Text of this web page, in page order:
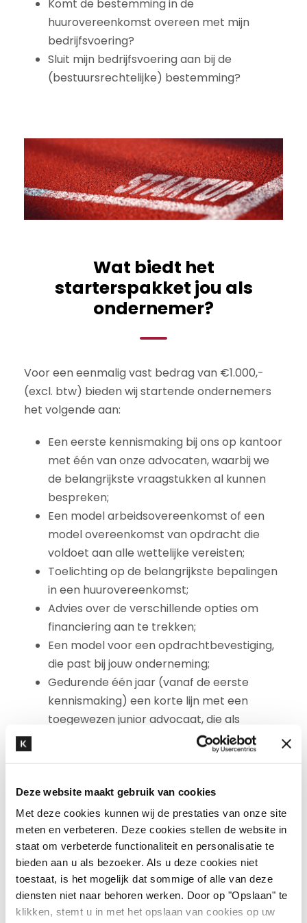
Deze website maakt gebruik van cookies
Met deze cookies kunnen wij de prestaties van onze site
meten en verbeteren. Deze cookies stellen de website in
staat om verbeterde functionaliteit en personalisatie te
bieden aan u als bezoeker. Als u deze cookies niet
toestaat, is het mogelijk dat sommige of alle van deze
diensten niet naar behoren werken. Door op "Opslaan" te
klikken, stemt u in met het opslaan van cookies op uw
Komt de bestemming in de
huurovereenkomst overeen met mijn
bedrijfsvoering?
Sluit mijn bedrijfsvoering aan bij de
(bestuursrechtelijke) bestemming?
Wat biedt het
starterspakket jou als
ondernemer?
Voor een eenmalig vast bedrag van €1.000,-
(excl. btw) bieden wij startende ondernemers
het volgende aan:
Een eerste kennismaking bij ons op kantoor
met één van onze advocaten, waarbij we
de belangrijkste vraagstukken al kunnen
bespreken;
Een model arbeidsovereenkomst of een
model overeenkomst van opdracht die
voldoet aan alle wettelijke vereisten;
Toelichting op de belangrijkste bepalingen
in een huurovereenkomst;
Advies over de verschillende opties om
financiering aan te trekken;
Een model voor een opdrachtbevestiging,
die past bij jouw onderneming;
Gedurende één jaar (vanaf de eerste
kennismaking) een korte lijn met een
toegewezen junior advocaat, die als
sparringpartner meedenkt over juridische
vraagstukken en korte vragen telefonisch
Daarnaast profiteren starters gedurende dit
eerste jaar van een standaard verlaagd tarief
voor onze advocaten voor nadere adviezen, of
als je binnen het eerste jaar bijvoorbeeld al
wordt geconfronteerd met een (juridische)
procedure.